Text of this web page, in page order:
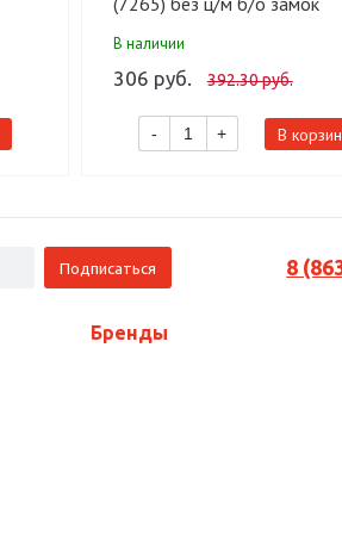
В наличии
306 руб. 392.30 руб.
- + В
8
Бренды